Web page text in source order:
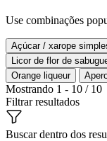
Use combinações
Açúcar / xarope
Licor de flor de
Orange liqueur
Mostrando 1 - 10 / 10
Filtrar resultados
Buscar dentro dos